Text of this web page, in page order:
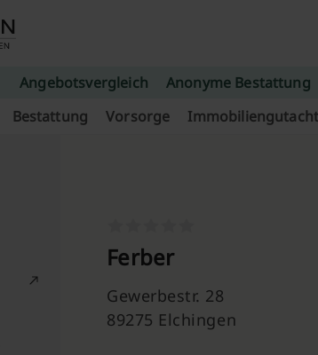
Angebotsvergleich Anonyme Bestattung
Bestattung
Vorsorge
Ferber
Gewerbestr. 28
89275 Elchingen